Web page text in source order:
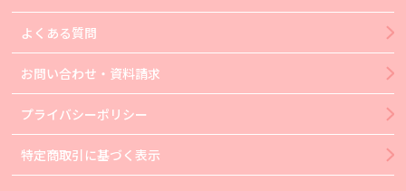
よくある質問
お問い合わせ・資料請求
プライバシーポリシー
特定商取引に基づく表示